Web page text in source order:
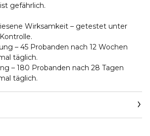
gefährlich.
Wirksamkeit – getestet unter
– 45 Probanden nach 12 Wochen
täglich.
– 180 Probanden nach 28 Tagen
täglich.